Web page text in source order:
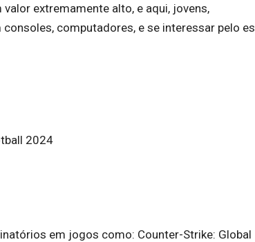
extremamente alto, e aqui, jovens,
computadores, e se interessar pelo
2024
em jogos como: Counter-Strike: Global